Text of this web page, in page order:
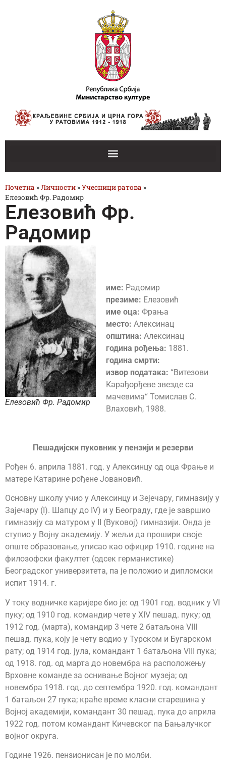
Почетна »Личности »Учесници ратова »
Елезовић Фр. Радомир
Елезовић Фр.
Радомир
Елезовић Фр. Радомир
име: Радомир
презиме: Елезовић
име оца: Фрања
место: Алексинац
општина: Алексинац
година рођења: 1881.
година смрти:
извор података: “Витезови
Карађорђеве звезде са
мачевима“ Томислав С.
Влаховић, 1988.
Пешадијски пуковник у пензији и резерви
Рођен 6. априла 1881. год. у Алексинцу од оца Фрање и
матере Катарине рођене Јовановић.
Основну школу учио у Алексинцу и Зејечару, гимназију у
Зајечару (I). Шапцу до IV) и у Београду, где је завршио
гимназију са матуром у II (Вуковој) гимназији. Онда је
ступио у Војну академију. У жељи да прошири своје
опште образовање, уписао као официр 1910. године на
филозофски факултет (одсек германистике)
Београдског универзитета, па је положио и дипломски
испит 1914. г.
У току водничке каријере био је: од 1901 год. водник у VI
пуку; од 1910 год. командир чете у XIV пешад. пуку; од
1912 год. (марта), командир 3 чете 2 батаљона VIII
пешад. пука, коју је чету водио у Турском и Бугарском
рату; од 1914 год. јула, командант 1 батаљона VIII пука;
од 1918. год. од марта до новембра на расположењу
Врховне команде за оснивање Војног музеја; од
новембра 1918. год. до септембра 1920. год. командант
1 батаљон 27 пука; краће време класни старешина у
Војној академији, командант 30 пешад. пука до априла
1922 год. потом командант Кичевског па Бањалучког
војног округа.
Године 1926. пензионисан је по молби.